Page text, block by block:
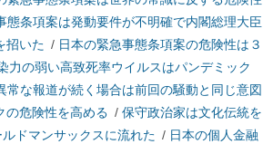
態条項案は発動要件が不明確で内閣総理大臣
招いた / 日本の緊急事態条項案の危険性は３
力の弱い高致死率ウイルスはパンデミック
常な報道が続く場合は前回の騒動と同じ意図
の危険性を高める / 保守政治家は文化伝統を
ドマンサックスに流れた / 日本の個人金融